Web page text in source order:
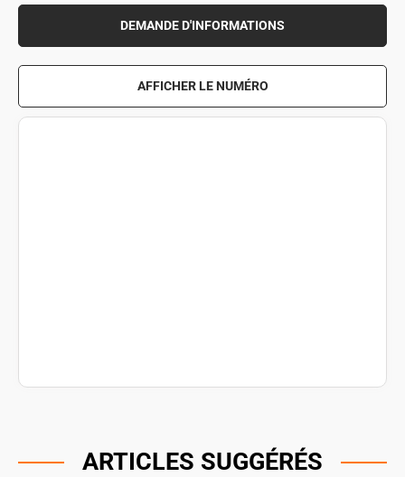
DEMANDE D'INFORMATIONS
AFFICHER LE NUMÉRO
ARTICLES SUGGÉRÉS